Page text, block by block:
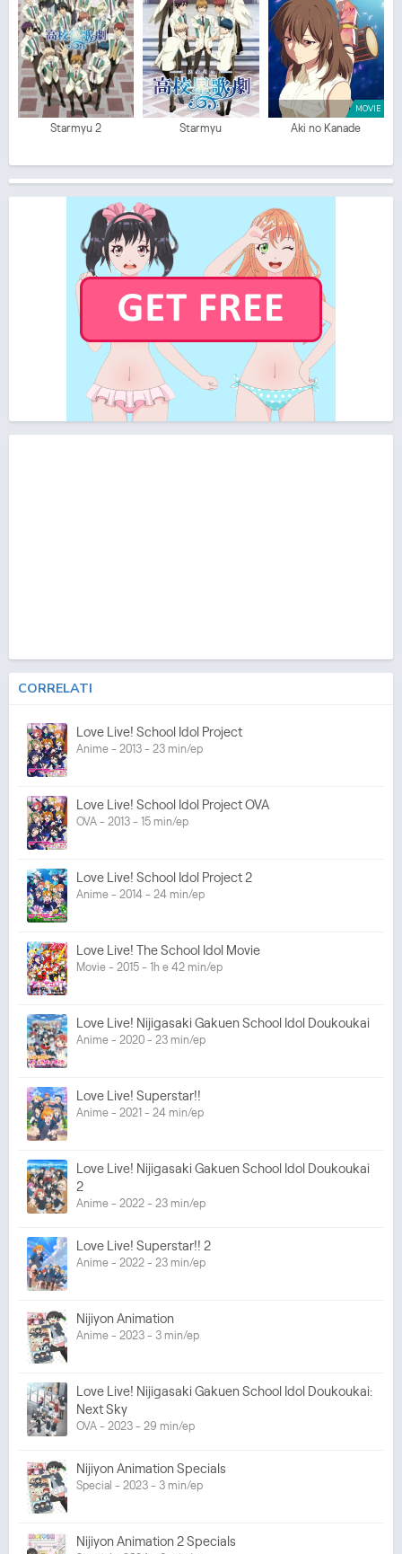
Starmyu 2 Starmyu
MOVIE
Aki no Kanade
CORRELATI
Love Live! School Idol Project
Anime - 2013 - 23 min/ep
Love Live! School Idol Project OVA
OVA - 2013 - 15 min/ep
Love Live! School Idol Project 2
Anime - 2014 - 24 min/ep
Love Live! The School Idol Movie
Movie - 2015 - 1h e 42 min/ep
Love Live! Nijigasaki Gakuen School Idol Doukoukai
Anime - 2020 - 23 min/ep
Love Live! Superstar!!
Anime - 2021 - 24 min/ep
Love Live! Nijigasaki Gakuen School Idol Doukoukai
2
Anime - 2022 - 23 min/ep
Love Live! Superstar!! 2
Anime - 2022 - 23 min/ep
Nijiyon Animation
Anime - 2023 - 3 min/ep
Love Live! Nijigasaki Gakuen School Idol Doukoukai:
Next Sky
OVA - 2023 - 29 min/ep
Nijiyon Animation Specials
Special - 2023 - 3 min/ep
Nijiyon Animation 2 Specials